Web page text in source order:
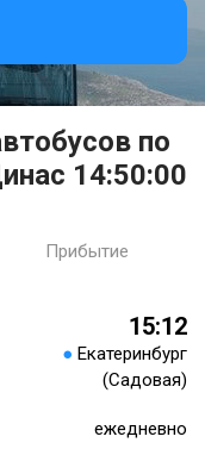
по
14:50:00
Прибытие
15:12
● Екатеринбург
(Садовая)
ежедневно